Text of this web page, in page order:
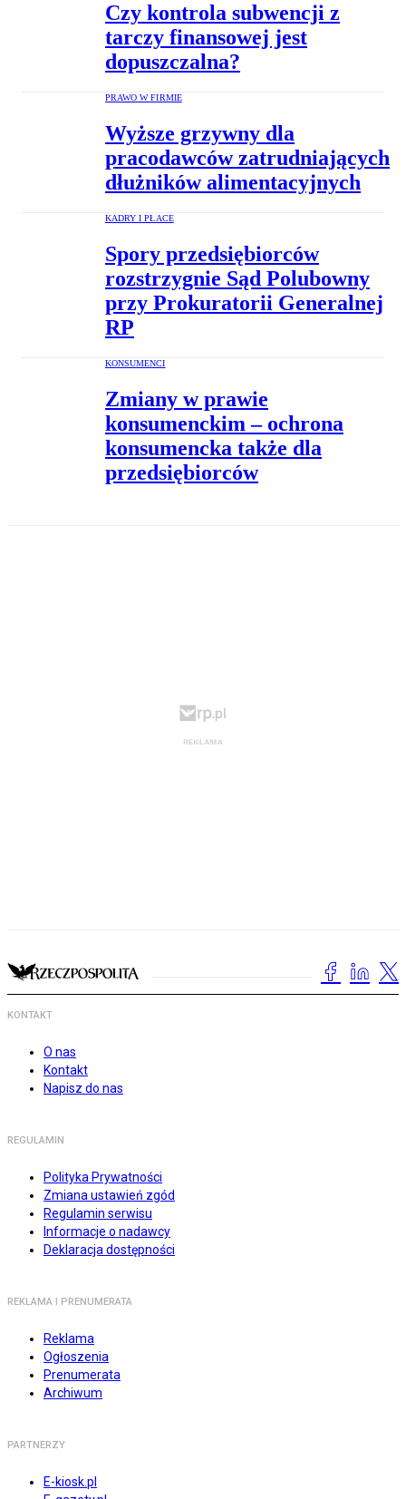
Czy kontrola subwencji z
tarczy finansowej jest
dopuszczalna?
PRAWO W FIRMIE
Wyższe grzywny dla
pracodawców zatrudniających
dłużników alimentacyjnych
KADRY I PŁACE
Spory przedsiębiorców
rozstrzygnie Sąd Polubowny
przy Prokuratorii Generalnej
RP
KONSUMENCI
Zmiany w prawie
konsumenckim – ochrona
konsumencka także dla
przedsiębiorców
KONTAKT
O nas
Kontakt
Napisz do nas
REGULAMIN
Polityka Prywatności
Zmiana ustawień zgód
Regulamin serwisu
Informacje o nadawcy
Deklaracja dostępności
REKLAMA I PRENUMERATA
Reklama
Ogłoszenia
Prenumerata
Archiwum
PARTNERZY
E-kiosk.pl